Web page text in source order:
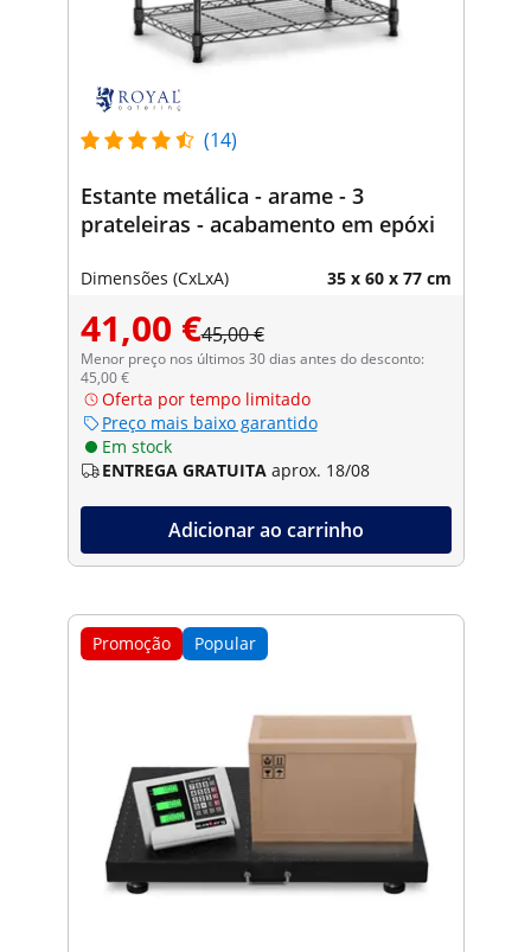
(14)
Estante metálica - arame - 3
prateleiras - acabamento em epóxi
Dimensões (CxLxA) 35 x 60 x 77 cm
41,00 €45,00 €
Menor preço nos últimos 30 dias antes do desconto:
45,00 €
Oferta por tempo limitado
Preço mais baixo garantido
Em stock
ENTREGA GRATUITA aprox. 18/08
Adicionar ao carrinho
Promoção Popular